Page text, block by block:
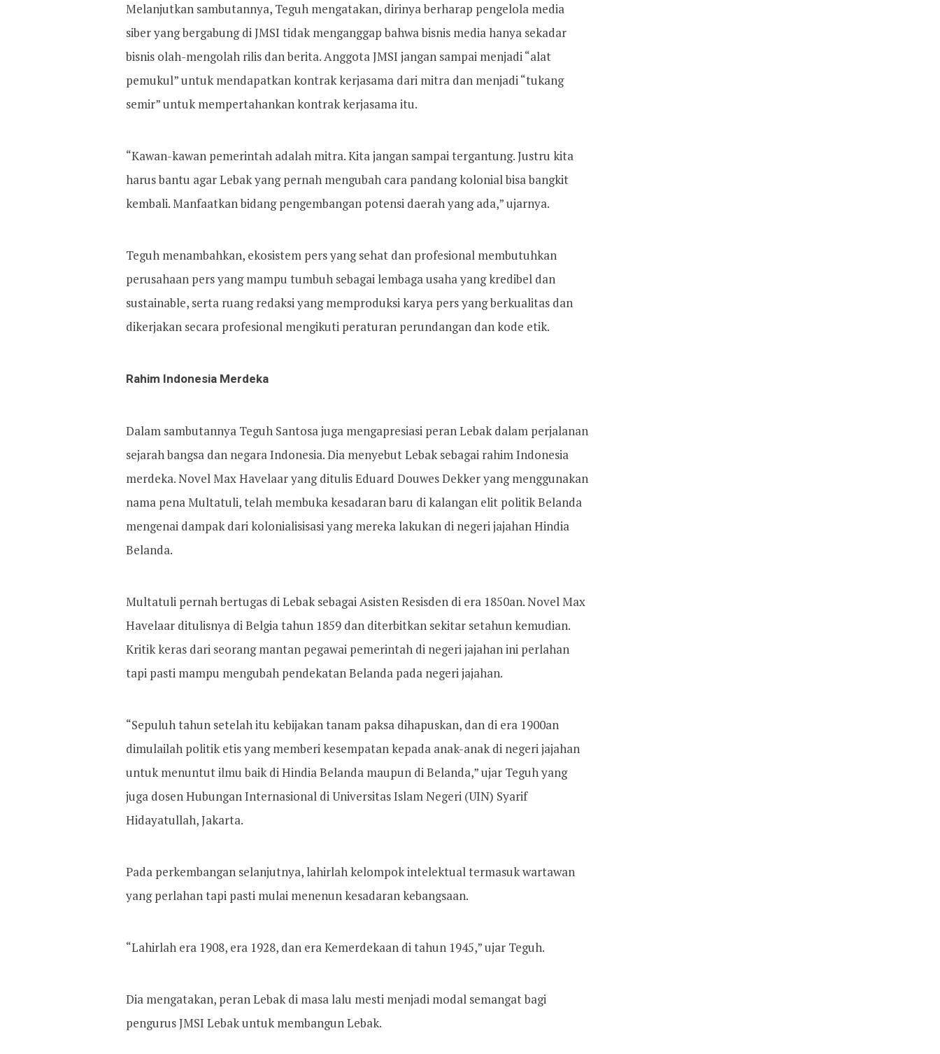
Melanjutkan sambutannya, Teguh mengatakan, dirinya berharap pengelola media
siber yang bergabung di JMSI tidak menganggap bahwa bisnis media hanya sekadar
bisnis olah-mengolah rilis dan berita. Anggota JMSI jangan sampai menjadi “alat
pemukul” untuk mendapatkan kontrak kerjasama dari mitra dan menjadi “tukang
semir” untuk mempertahankan kontrak kerjasama itu.
“Kawan-kawan pemerintah adalah mitra. Kita jangan sampai tergantung. Justru kita
harus bantu agar Lebak yang pernah mengubah cara pandang kolonial bisa bangkit
kembali. Manfaatkan bidang pengembangan potensi daerah yang ada,” ujarnya.
Teguh menambahkan, ekosistem pers yang sehat dan profesional membutuhkan
perusahaan pers yang mampu tumbuh sebagai lembaga usaha yang kredibel dan
sustainable, serta ruang redaksi yang memproduksi karya pers yang berkualitas dan
dikerjakan secara profesional mengikuti peraturan perundangan dan kode etik.
Rahim Indonesia Merdeka
Dalam sambutannya Teguh Santosa juga mengapresiasi peran Lebak dalam perjalanan
sejarah bangsa dan negara Indonesia. Dia menyebut Lebak sebagai rahim Indonesia
merdeka. Novel Max Havelaar yang ditulis Eduard Douwes Dekker yang menggunakan
nama pena Multatuli, telah membuka kesadaran baru di kalangan elit politik Belanda
mengenai dampak dari kolonialisisasi yang mereka lakukan di negeri jajahan Hindia
Belanda.
Multatuli pernah bertugas di Lebak sebagai Asisten Resisden di era 1850an. Novel Max
Havelaar ditulisnya di Belgia tahun 1859 dan diterbitkan sekitar setahun kemudian.
Kritik keras dari seorang mantan pegawai pemerintah di negeri jajahan ini perlahan
tapi pasti mampu mengubah pendekatan Belanda pada negeri jajahan.
“Sepuluh tahun setelah itu kebijakan tanam paksa dihapuskan, dan di era 1900an
dimulailah politik etis yang memberi kesempatan kepada anak-anak di negeri jajahan
untuk menuntut ilmu baik di Hindia Belanda maupun di Belanda,” ujar Teguh yang
juga dosen Hubungan Internasional di Universitas Islam Negeri (UIN) Syarif
Hidayatullah, Jakarta.
Pada perkembangan selanjutnya, lahirlah kelompok intelektual termasuk wartawan
yang perlahan tapi pasti mulai menenun kesadaran kebangsaan.
“Lahirlah era 1908, era 1928, dan era Kemerdekaan di tahun 1945,” ujar Teguh.
Dia mengatakan, peran Lebak di masa lalu mesti menjadi modal semangat bagi
pengurus JMSI Lebak untuk membangun Lebak.